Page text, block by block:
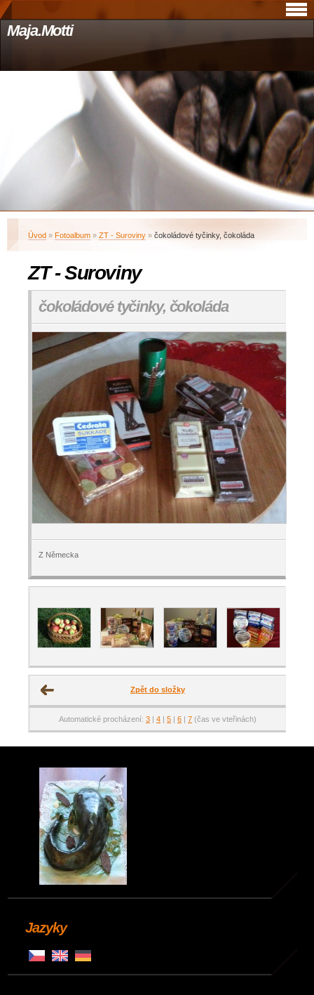
Maja.Motti
Úvod » Fotoalbum » ZT - Suroviny » čokoládové tyčinky, čokoláda
ZT - Suroviny
čokoládové tyčinky, čokoláda
Z Německa
Zpět do složky
Automatické procházení: 3 | 4 | 5 | 6 | 7 (čas ve vteřinách)
Jazyky